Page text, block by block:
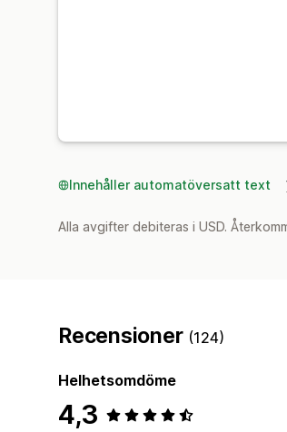
Innehåller automatöversatt text
Alla avgifter debiteras i USD.
Recensioner (124)
Helhetsomdöme
4,3